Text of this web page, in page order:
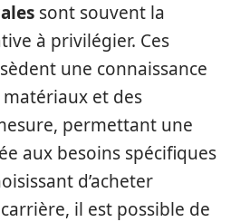
sont souvent la
à privilégier. Ces
une connaissance
et des
permettant une
aux besoins spécifiques
d’acheter
il est possible de